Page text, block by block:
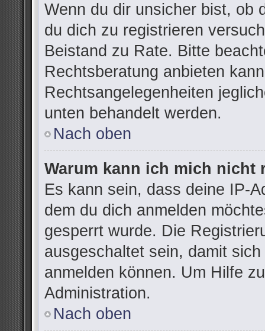
Wenn du dir unsicher bist, ob
du dich zu registrieren
Beistand zu Rate. Bitte
Rechtsberatung anbieten
Rechtsangelegenheiten
unten behandelt werden.
Nach oben
Warum kann ich mich nicht
Es kann sein, dass deine IP-
dem du dich anmelden
gesperrt wurde. Die
ausgeschaltet sein, damit
anmelden können. Um Hilfe
Administration.
Nach oben